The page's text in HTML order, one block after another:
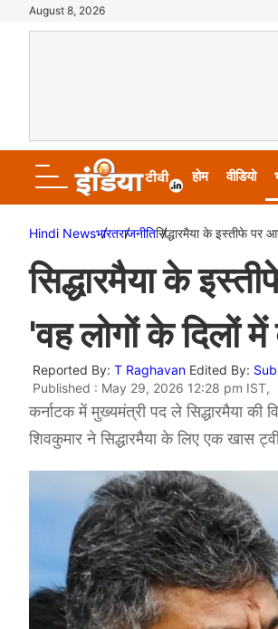
August 8, 2026
होम वीडियो
Hindi Newsभारतराजनीतिसिद्धारमैया के इस्तीफे पर
सिद्धारमैया के
'वह लोगों के दिलों
Reported By: T Raghavan Edited By:
Published : May 29, 2026 12:28 pm
कर्नाटक में मुख्यमंत्री पद ले सिद्धारमैया
शिवकुमार ने सिद्धारमैया के लिए एक खास